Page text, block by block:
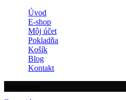
Úvod
E-shop
Môj účet
Pokladňa
Košík
Blog
Kontakt